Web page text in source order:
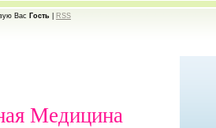
Вас Гость
RSS
Медицина